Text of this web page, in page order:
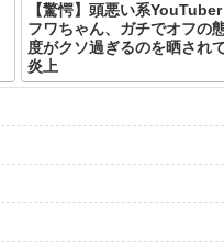
【驚愕】頭悪い系YouTuber
フワちゃん、ガチでオフの
度がクソ過ぎるのを晒され
炎上